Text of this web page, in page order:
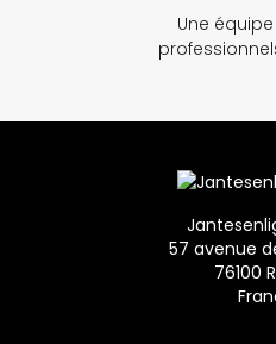
Une
57 avenue
76100